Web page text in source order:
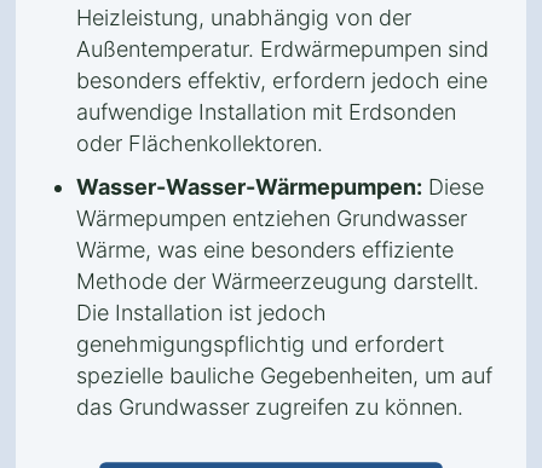
Heizleistung, unabhängig von der
Außentemperatur. Erdwärmepumpen sind
besonders effektiv, erfordern jedoch eine
aufwendige Installation mit Erdsonden
oder Flächenkollektoren.
Wasser-Wasser-Wärmepumpen: Diese
Wärmepumpen entziehen Grundwasser
Wärme, was eine besonders effiziente
Methode der Wärmeerzeugung darstellt.
Die Installation ist jedoch
genehmigungspflichtig und erfordert
spezielle bauliche Gegebenheiten, um auf
das Grundwasser zugreifen zu können.